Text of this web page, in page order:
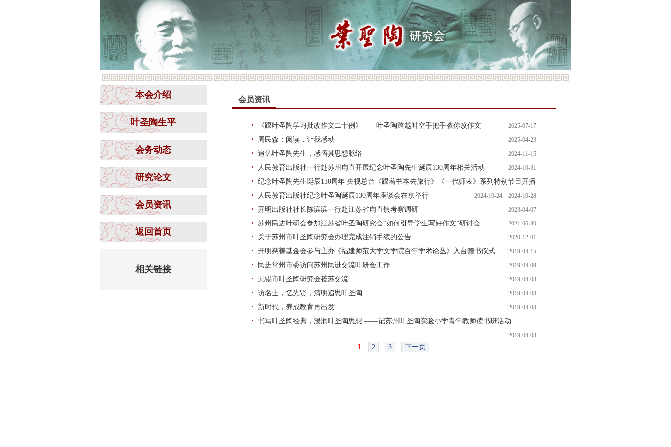
本会介绍
叶圣陶生平
会务动态
研究论文
会员资讯
返回首页
相关链接
会员资讯
《跟叶圣陶学习批改作文二十例》——叶圣陶跨越时空手把手教你改作文 2025-07-17
周民森：阅读，让我感动 2025-04-23
追忆叶圣陶先生，感悟其思想脉络 2024-11-15
人民教育出版社一行赴苏州甪直开展纪念叶圣陶先生诞辰130周年相关活动 2024-10-31
纪念叶圣陶先生诞辰130周年 央视总台《跟着书本去旅行》《一代师表》系列特别节目开播
2024-10-28
人民教育出版社纪念叶圣陶诞辰130周年座谈会在京举行 2024-10-24
开明出版社社长陈滨滨一行赴江苏省甪直镇考察调研 2023-04-07
苏州民进叶研会参加江苏省叶圣陶研究会“如何引导学生写好作文”研讨会 2021-06-30
关于苏州市叶圣陶研究会办理完成注销手续的公告 2020-12-01
开明慈善基金会参与主办《福建师范大学文学院百年学术论丛》入台赠书仪式 2019-04-15
民进常州市委访问苏州民进交流叶研会工作 2019-04-09
无锡市叶圣陶研究会莅苏交流 2019-04-08
访名士，忆先贤，清明追思叶圣陶 2019-04-08
新时代，养成教育再出发…… 2019-04-08
书写叶圣陶经典，浸润叶圣陶思想 ——记苏州叶圣陶实验小学青年教师读书班活动
2019-04-08
1 2 3 下一页